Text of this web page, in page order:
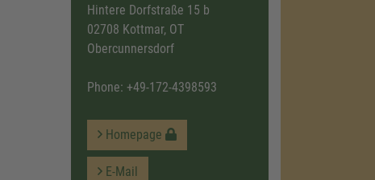
Hintere Dorfstraße 15 b
02708 Kottmar, OT
Obercunnersdorf
Phone: +49-172-4398593
Homepage
E-Mail